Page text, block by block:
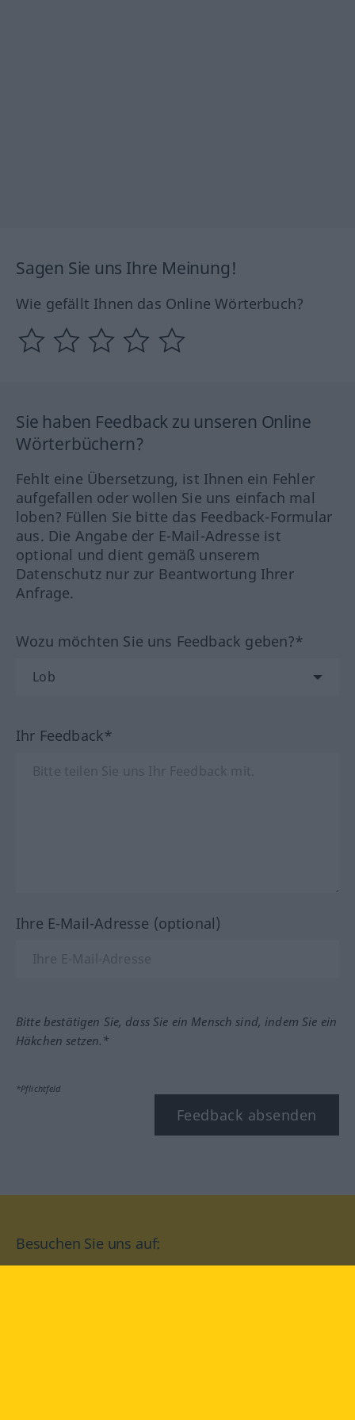
Sagen Sie uns Ihre Meinung!
Wie gefällt Ihnen das Online Wörterbuch?
Sie haben Feedback zu unseren Online
Wörterbüchern?
Fehlt eine Übersetzung, ist Ihnen ein Fehler
aufgefallen oder wollen Sie uns einfach mal
loben? Füllen Sie bitte das Feedback-Formular
aus. Die Angabe der E-Mail-Adresse ist
optional und dient gemäß unserem
Datenschutz nur zur Beantwortung Ihrer
Anfrage.
Wozu möchten Sie uns Feedback geben?*
Ihr Feedback*
Ihre E-Mail-Adresse (optional)
Bitte bestätigen Sie, dass Sie ein Mensch sind, indem Sie ein
Häkchen setzen.*
*Pflichtfeld
Feedback absenden
Besuchen Sie uns auf: